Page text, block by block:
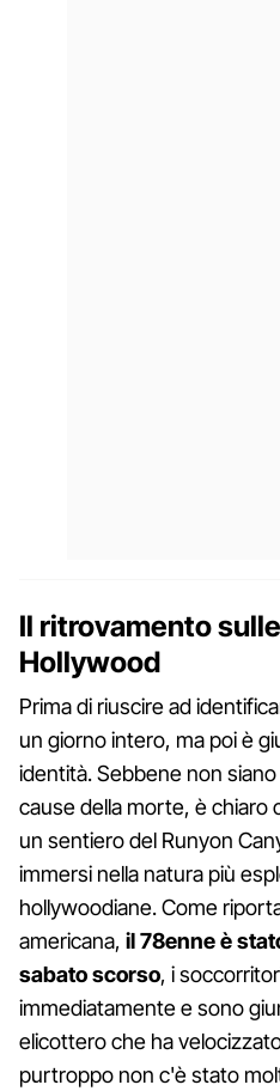
Il ritrovamento
Hollywood
Prima di riuscire ad
un giorno intero, ma poi è
identità. Sebbene non
cause della morte, è chiaro
un sentiero del Runyon
immersi nella natura più
hollywoodiane. Come
americana, il 78enne è
sabato scorso, i
immediatamente e sono
elicottero che ha
purtroppo non c'è stato